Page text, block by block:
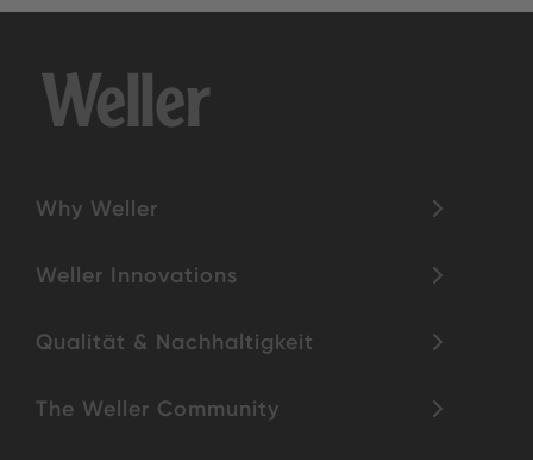
Why Weller
Weller Innovations
Qualität & Nachhaltigkeit
The Weller Community